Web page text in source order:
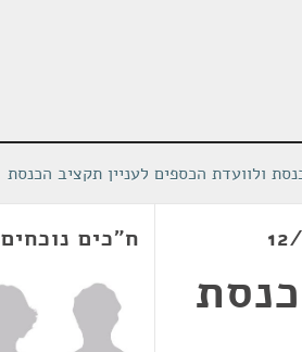
ולוועדת הכספים לעניין תקציב הכנסת
ח"כים נוכחים